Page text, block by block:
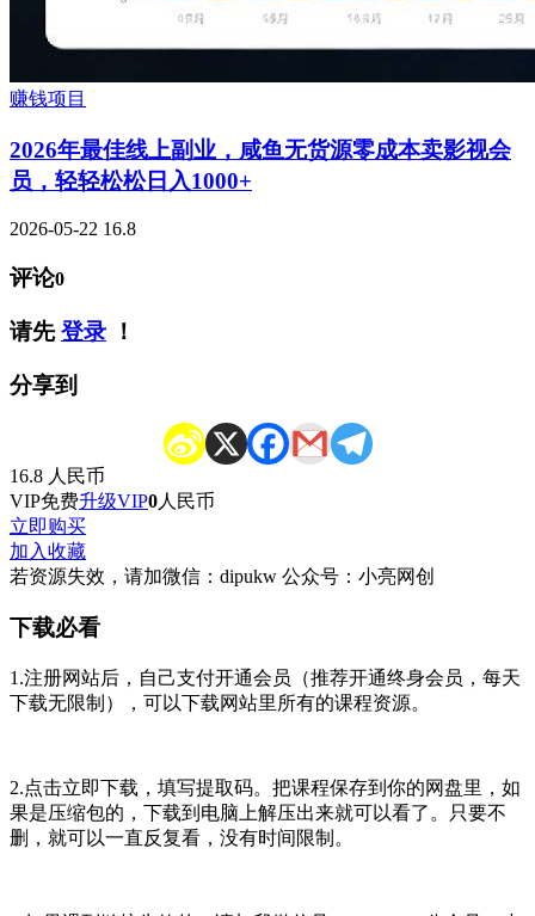
赚钱项目
2026年最佳线上副业，咸鱼无货源零成本卖影视会
员，轻轻松松日入1000+
2026-05-22 16.8
评论0
请先登录 ！
分享到
16.8 人民币
VIP免费升级VIP0人民币
立即购买
加入收藏
若资源失效，请加微信：dipukw 公众号：小亮网创
下载必看
1.注册网站后，自己支付开通会员（推荐开通终身会员，每天
下载无限制），可以下载网站里所有的课程资源。
2.点击立即下载，填写提取码。把课程保存到你的网盘里，如
果是压缩包的，下载到电脑上解压出来就可以看了。只要不
删，就可以一直反复看，没有时间限制。